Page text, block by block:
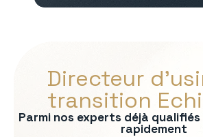
Directeur
transition
Parmi nos experts déjà
rapidement